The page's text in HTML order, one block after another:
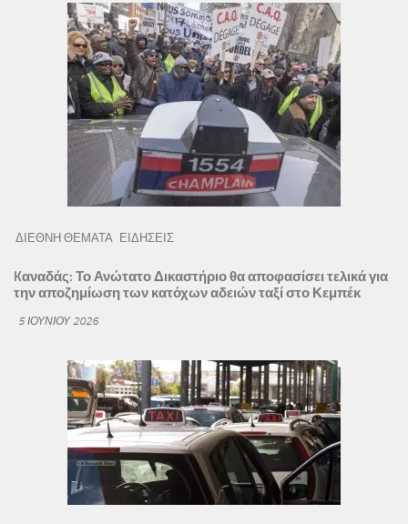
ΔΙΕΘΝΗ ΘΕΜΑΤΑ ΕΙΔΗΣΕΙΣ
Kαναδάς: Το Ανώτατο Δικαστήριο θα αποφασίσει τελικά για
την αποζημίωση των κατόχων αδειών ταξί στο Κεμπέκ
5 ΙΟΥΝΊΟΥ 2026